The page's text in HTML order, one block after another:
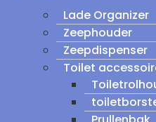
Lade Organizer
Zeephouder
Zeepdispenser
Toilet